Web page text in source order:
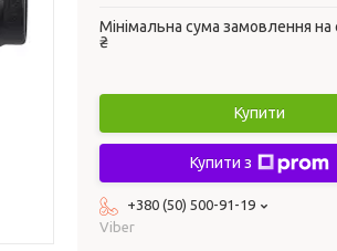
Мінімальна сума замовлення на
₴
Купити
Купити з
+380 (50) 500-91-19
Viber